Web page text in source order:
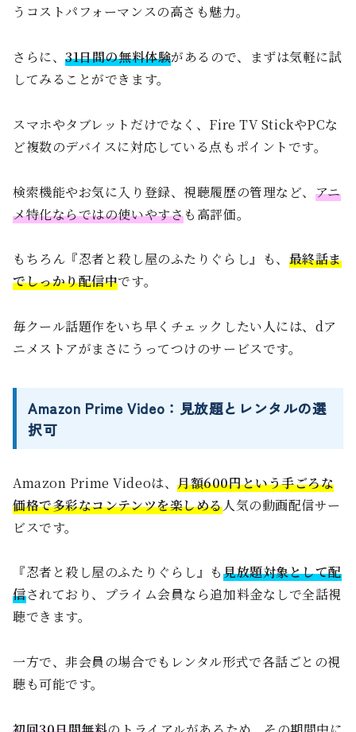
うコストパフォーマンスの高さも魅力。
さらに、31日間の無料体験があるので、まずは気軽に試
してみることができます。
スマホやタブレットだけでなく、Fire TV StickやPCな
ど複数のデバイスに対応している点もポイントです。
検索機能やお気に入り登録、視聴履歴の管理など、 アニ
メ特化ならではの使いやすさも高評価。
もちろん『忍者と殺し屋のふたりぐらし』も、 最終話ま
でしっかり配信中です。
毎クール話題作をいち早くチェックしたい人には、dア
ニメストアがまさにうってつけのサービスです。
Amazon Prime Video：見放題とレンタルの選
択可
Amazon Prime Videoは、月額600円という手ごろな
価格で多彩なコンテンツを楽しめる人気の動画配信サー
ビスです。
『忍者と殺し屋のふたりぐらし』も見放題対象として配
信されており、プライム会員なら追加料金なしで全話視
聴できます。
一方で、非会員の場合でもレンタル形式で各話ごとの視
聴も可能です。